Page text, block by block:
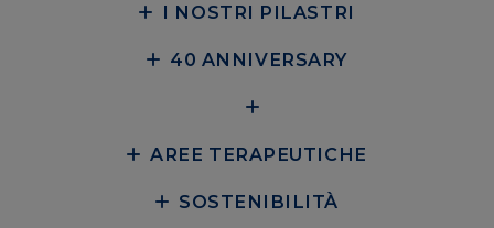
I NOSTRI PILASTRI
40 ANNIVERSARY
AREE TERAPEUTICHE
SOSTENIBILITÀ